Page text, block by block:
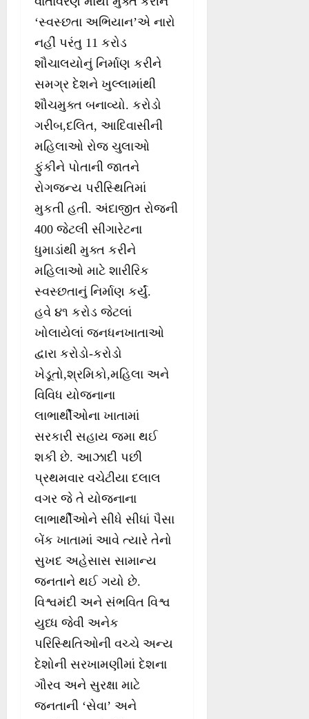
‘સ્વસ્છતા અભિયાન’એ નારો
નહીં પરંતુ 11 કરોડ
શૌચાલયોનું નિર્માણ કરીને
સમગ્ર દેશને ખુલ્લામાંથી
શૌચમુક્ત બનાવ્યો. કરોડો
ગરીબ,દલિત, આદિવાસીની
મહિલાઓ રોજ ચુલાઓ
ફુંકીને પોતાની જાતને
રોગજન્ય પરીસ્થિતિમાં
મુકતી હતી. અંદાજીત રોજની
400 જેટલી સીગારેટના
ધુમાડાંથી મુક્ત કરીને
મહિલાઓ માટે શારીરિક
સ્વસ્છતાનું નિર્માણ કર્યું.
હવે ૪૧ કરોડ જેટલાં
ખોલાયેલાં જનધનખાતાઓ
દ્વારા કરોડો-કરોડો
ખેડૂતો,શ્રમિકો,મહિલા અને
વિવિધ યોજનાના
લાભાર્થીઓના ખાતામાં
સરકારી સહાય જમા થઈ
શકી છે. આઝાદી પછી
પ્રથમવાર વચેટીયા દલાલ
વગર જે તે યોજનાના
લાભાર્થીઓને સીધે સીધાં પૈસા
બેંક ખાતામાં આવે ત્યારે તેનો
સુખદ અહેસાસ સામાન્ય
જનતાને થઈ ગયો છે.
વિશ્વમંદી અને સંભવિત વિશ્વ
યુધ્ધ જેવી અનેક
પરિસ્થિતિઓની વચ્ચે અન્ય
દેશોની સરખામણીમાં દેશના
ગૌરવ અને સુરક્ષા માટે
જનતાની ‘સેવા’ અને